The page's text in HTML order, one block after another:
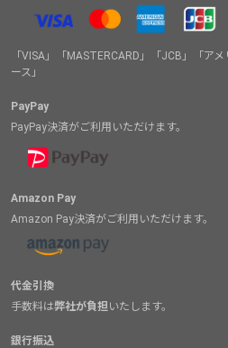
「VISA」「MASTERCARD」「JCB」「ア
ース」
PayPay
PayPay決済がご利用いただけます。
Amazon Pay
Amazon Pay決済がご利用いただけます。
代金引換
手数料は弊社が負担いたします。
銀行振込